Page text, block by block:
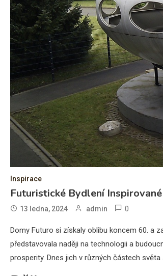
Inspirace
Futuristické Bydlení
13 ledna, 2024 admin 0
Domy Futuro si získaly oblibu koncem 60. a
představovala naději na technologii a
prosperity. Dnes jich v různých částech